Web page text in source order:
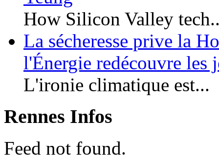
How Silicon Valley
La sécheresse prive la
l'Énergie redécouvre les
L'ironie climatique est...
Rennes Infos
Feed not found.